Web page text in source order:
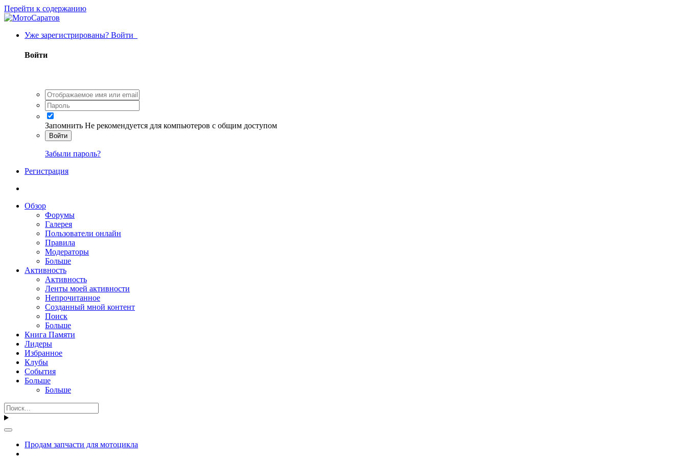
Перейти к содержанию
Уже зарегистрированы? Войти
Войти
Запомнить Не рекомендуется для компьютеров с общим доступом
Войти
Забыли пароль?
Регистрация
Обзор
Форумы
Галерея
Пользователи онлайн
Правила
Модераторы
Больше
Активность
Активность
Ленты моей активности
Непрочитанное
Созданный мной контент
Поиск
Больше
Книга Памяти
Лидеры
Избранное
Клубы
События
Больше
Больше
Продам запчасти для мотоцикла